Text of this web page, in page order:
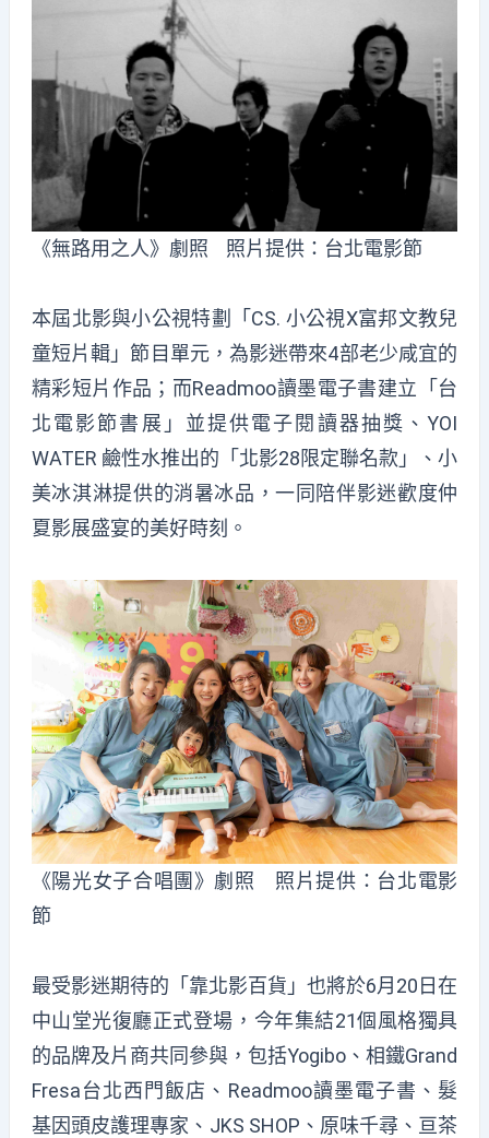
《無路用之人》劇照 照片提供：台北電影節
本屆北影與小公視特劃「CS. 小公視X富邦文教兒
童短片輯」節目單元，為影迷帶來4部老少咸宜的
精彩短片作品；而Readmoo讀墨電子書建立「台
北電影節書展」並提供電子閱讀器抽獎、YOI
WATER 鹼性水推出的「北影28限定聯名款」、小
美冰淇淋提供的消暑冰品，一同陪伴影迷歡度仲
夏影展盛宴的美好時刻。
《陽光女子合唱團》劇照 照片提供：台北電影
節
最受影迷期待的「靠北影百貨」也將於6月20日在
中山堂光復廳正式登場，今年集結21個風格獨具
的品牌及片商共同參與，包括Yogibo、相鐵Grand
Fresa台北西門飯店、Readmoo讀墨電子書、髮
基因頭皮護理專家、JKS SHOP、原味千尋、亘茶